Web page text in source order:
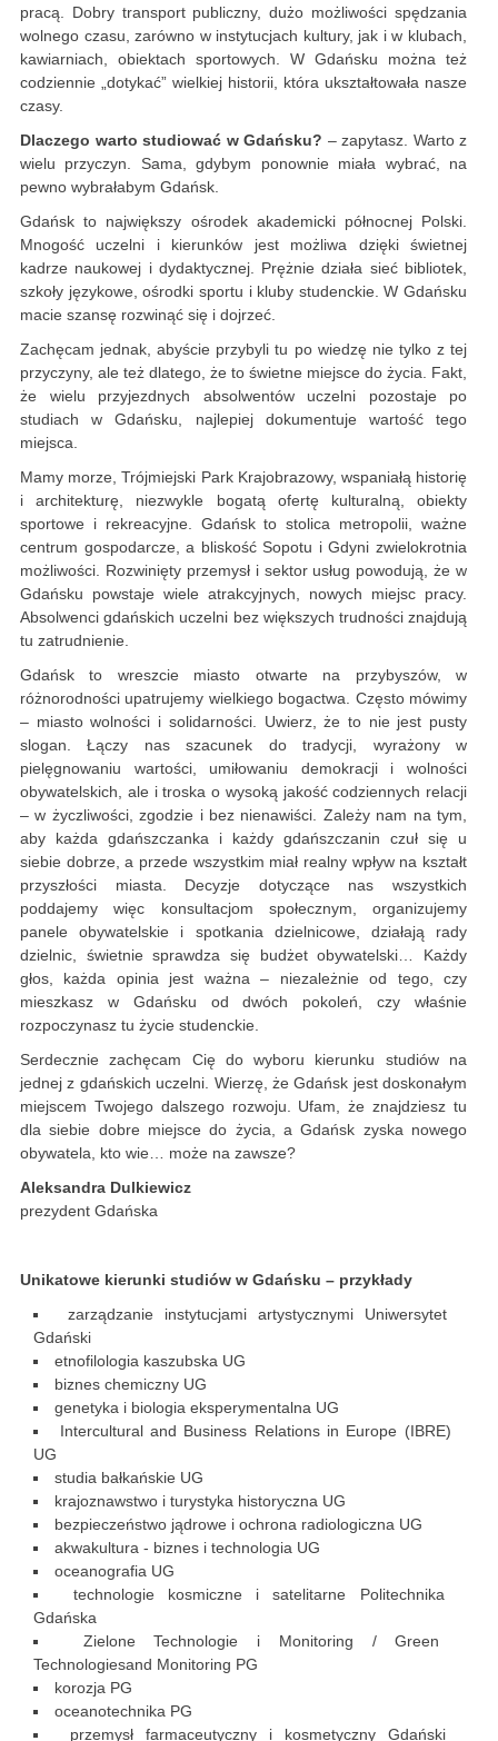
pracą. Dobry transport publiczny, dużo możliwości spędzania
wolnego czasu, zarówno w instytucjach kultury, jak i w klubach,
kawiarniach, obiektach sportowych. W Gdańsku można też
codziennie „dotykać” wielkiej historii, która ukształtowała nasze
czasy.
Dlaczego warto studiować w Gdańsku? – zapytasz. Warto z
wielu przyczyn. Sama, gdybym ponownie miała wybrać, na
pewno wybrałabym Gdańsk.
Gdańsk to największy ośrodek akademicki północnej Polski.
Mnogość uczelni i kierunków jest możliwa dzięki świetnej
kadrze naukowej i dydaktycznej. Prężnie działa sieć bibliotek,
szkoły językowe, ośrodki sportu i kluby studenckie. W Gdańsku
macie szansę rozwinąć się i dojrzeć.
Zachęcam jednak, abyście przybyli tu po wiedzę nie tylko z tej
przyczyny, ale też dlatego, że to świetne miejsce do życia. Fakt,
że wielu przyjezdnych absolwentów uczelni pozostaje po
studiach w Gdańsku, najlepiej dokumentuje wartość tego
miejsca.
Mamy morze, Trójmiejski Park Krajobrazowy, wspaniałą historię
i architekturę, niezwykle bogatą ofertę kulturalną, obiekty
sportowe i rekreacyjne. Gdańsk to stolica metropolii, ważne
centrum gospodarcze, a bliskość Sopotu i Gdyni zwielokrotnia
możliwości. Rozwinięty przemysł i sektor usług powodują, że w
Gdańsku powstaje wiele atrakcyjnych, nowych miejsc pracy.
Absolwenci gdańskich uczelni bez większych trudności znajdują
tu zatrudnienie.
Gdańsk to wreszcie miasto otwarte na przybyszów, w
różnorodności upatrujemy wielkiego bogactwa. Często mówimy
– miasto wolności i solidarności. Uwierz, że to nie jest pusty
slogan. Łączy nas szacunek do tradycji, wyrażony w
pielęgnowaniu wartości, umiłowaniu demokracji i wolności
obywatelskich, ale i troska o wysoką jakość codziennych relacji
– w życzliwości, zgodzie i bez nienawiści. Zależy nam na tym,
aby każda gdańszczanka i każdy gdańszczanin czuł się u
siebie dobrze, a przede wszystkim miał realny wpływ na kształt
przyszłości miasta. Decyzje dotyczące nas wszystkich
poddajemy więc konsultacjom społecznym, organizujemy
panele obywatelskie i spotkania dzielnicowe, działają rady
dzielnic, świetnie sprawdza się budżet obywatelski… Każdy
głos, każda opinia jest ważna – niezależnie od tego, czy
mieszkasz w Gdańsku od dwóch pokoleń, czy właśnie
rozpoczynasz tu życie studenckie.
Serdecznie zachęcam Cię do wyboru kierunku studiów na
jednej z gdańskich uczelni. Wierzę, że Gdańsk jest doskonałym
miejscem Twojego dalszego rozwoju. Ufam, że znajdziesz tu
dla siebie dobre miejsce do życia, a Gdańsk zyska nowego
obywatela, kto wie… może na zawsze?
Aleksandra Dulkiewicz
prezydent Gdańska
Unikatowe kierunki studiów w Gdańsku – przykłady
zarządzanie instytucjami artystycznymi Uniwersytet
Gdański
etnofilologia kaszubska UG
biznes chemiczny UG
genetyka i biologia eksperymentalna UG
Intercultural and Business Relations in Europe (IBRE)
UG
studia bałkańskie UG
krajoznawstwo i turystyka historyczna UG
bezpieczeństwo jądrowe i ochrona radiologiczna UG
akwakultura - biznes i technologia UG
oceanografia UG
technologie kosmiczne i satelitarne Politechnika
Gdańska
Zielone Technologie i Monitoring / Green
Technologiesand Monitoring PG
korozja PG
oceanotechnika PG
przemysł farmaceutyczny i kosmetyczny Gdański